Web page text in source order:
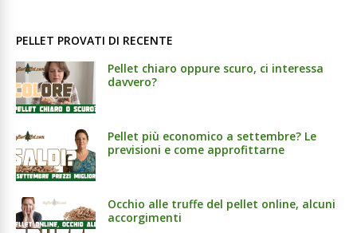
PELLET PROVATI DI RECENTE
Pellet chiaro oppure scuro, ci interessa
davvero?
Pellet più economico a settembre? Le
previsioni e come approfittarne
Occhio alle truffe del pellet online, alcuni
accorgimenti